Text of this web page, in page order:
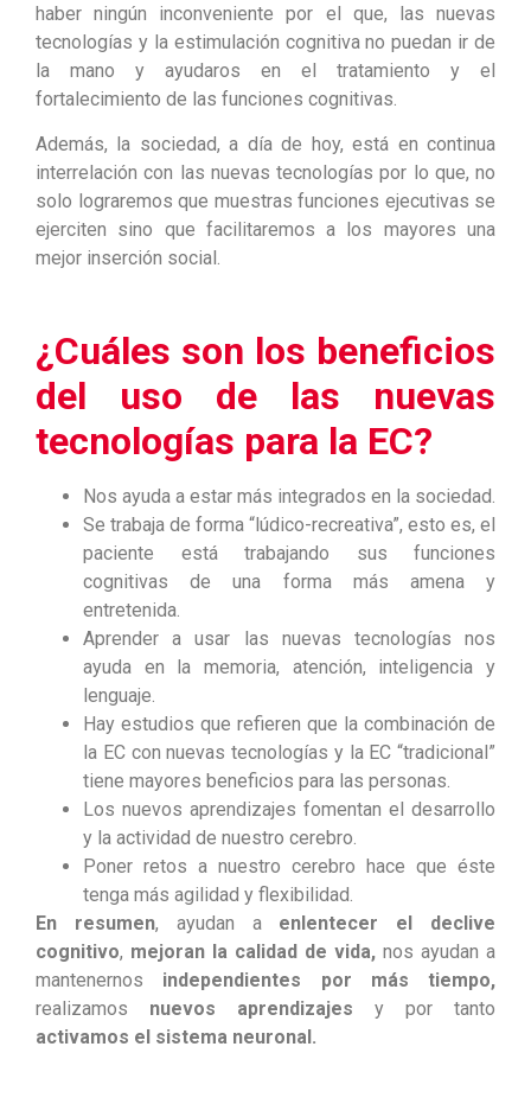
haber ningún inconveniente por el que, las nuevas
tecnologías y la estimulación cognitiva no puedan ir de
la mano y ayudaros en el tratamiento y el
fortalecimiento de las funciones cognitivas.
Además, la sociedad, a día de hoy, está en continua
interrelación con las nuevas tecnologías por lo que, no
solo lograremos que muestras funciones ejecutivas se
ejerciten sino que facilitaremos a los mayores una
mejor inserción social.
¿Cuáles son los beneficios
del uso de las nuevas
tecnologías para la EC?
Nos ayuda a estar más integrados en la sociedad.
Se trabaja de forma “lúdico-recreativa”, esto es, el
paciente está trabajando sus funciones
cognitivas de una forma más amena y
entretenida.
Aprender a usar las nuevas tecnologías nos
ayuda en la memoria, atención, inteligencia y
lenguaje.
Hay estudios que refieren que la combinación de
la EC con nuevas tecnologías y la EC “tradicional”
tiene mayores beneficios para las personas.
Los nuevos aprendizajes fomentan el desarrollo
y la actividad de nuestro cerebro.
Poner retos a nuestro cerebro hace que éste
tenga más agilidad y flexibilidad.
En resumen, ayudan a enlentecer el declive
cognitivo, mejoran la calidad de vida, nos ayudan a
mantenernos independientes por más tiempo,
realizamos nuevos aprendizajes y por tanto
activamos el sistema neuronal.